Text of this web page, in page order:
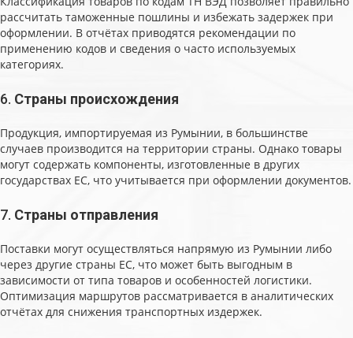
рассчитать таможенные пошлины и избежать задержек при
оформлении. В отчётах приводятся рекомендации по
применению кодов и сведения о часто используемых
категориях.
6. Страны происхождения
Продукция, импортируемая из Румынии, в большинстве
случаев производится на территории страны. Однако товары
могут содержать компоненты, изготовленные в других
государствах ЕС, что учитывается при оформлении документов.
7. Страны отправления
Поставки могут осуществляться напрямую из Румынии либо
через другие страны ЕС, что может быть выгодным в
зависимости от типа товаров и особенностей логистики.
Оптимизация маршрутов рассматривается в аналитических
отчётах для снижения транспортных издержек.